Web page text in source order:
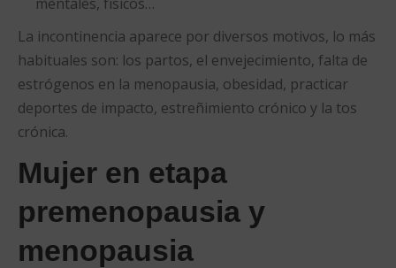
La incontinencia aparece por diversos motivos, lo más
habituales son: los partos, el envejecimiento, falta de
estrógenos en la menopausia, obesidad, practicar
deportes de impacto, estreñimiento crónico y la tos
crónica.
Mujer en etapa
premenopausia y
menopausia